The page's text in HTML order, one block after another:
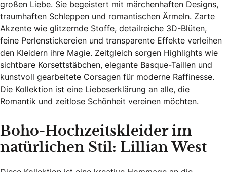
großen Liebe. Sie begeistert mit märchenhaften Designs,
traumhaften Schleppen und romantischen Ärmeln. Zarte
Akzente wie glitzernde Stoffe, detailreiche 3D-Blüten,
feine Perlenstickereien und transparente Effekte verleihen
den Kleidern ihre Magie. Zeitgleich sorgen Highlights wie
sichtbare Korsettstäbchen, elegante Basque-Taillen und
kunstvoll gearbeitete Corsagen für moderne Raffinesse.
Die Kollektion ist eine Liebeserklärung an alle, die
Romantik und zeitlose Schönheit vereinen möchten.
Boho-Hochzeitskleider im
natürlichen Stil: Lillian West